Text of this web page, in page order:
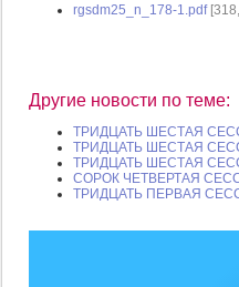
rgsdm25_n_178-1.pdf
Другие новости по теме:
ТРИДЦАТЬ ШЕСТАЯ
ТРИДЦАТЬ ШЕСТАЯ
ТРИДЦАТЬ ШЕСТАЯ
СОРОК ЧЕТВЕРТАЯ
ТРИДЦАТЬ ПЕРВАЯ